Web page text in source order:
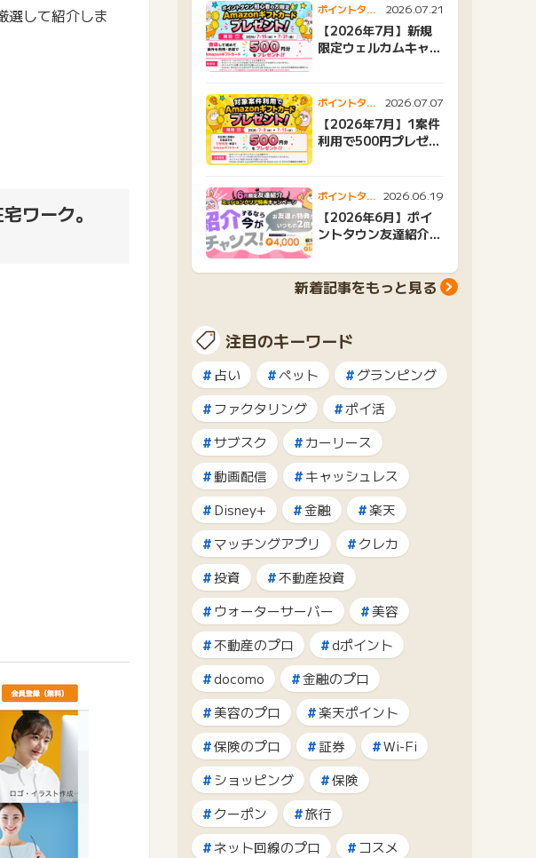
選して紹介しま
ワーク。
ポイントタウ
ンニュース
2026.07.21
【2026年7月】新規
限定ウェルカムキャン
ポイントタウ
ンニュース
2026.07.07
【2026年7月】1案件
利用で500円プレゼン
ポイントタウ
ンニュース
2026.06.19
【2026年6月】ポイ
ントタウン友達紹介キ
新着記事をもっと見る
注目のキーワード
占い ペット
グランピング
ファクタリング
ポイ活
サブスク
カーリース
動画配信
キャッシュレス
Disney+
金融
楽天
マッチングアプリ
クレカ
投資
不動産投資
ウォーターサーバー
美容
不動産のプロ
dポイント
docomo
金融のプロ
美容のプロ
楽天ポイント
保険のプロ
証券
Wi-Fi
ショッピング
保険
クーポン
旅行
ネット回線のプロ
コスメ